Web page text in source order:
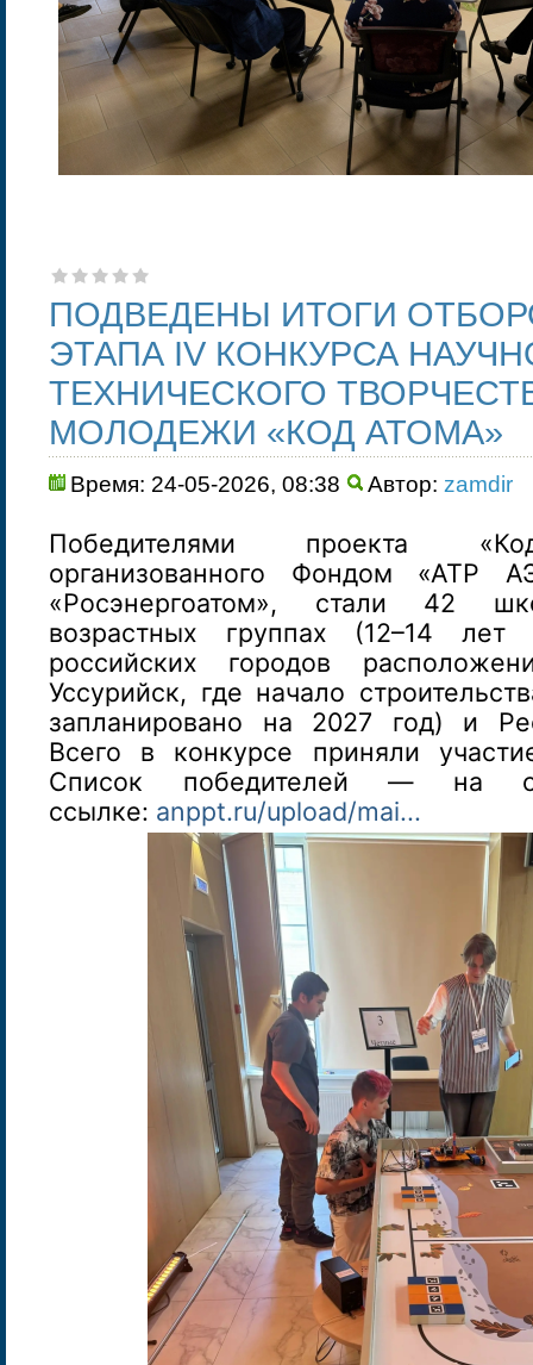
ПОДВЕДЕНЫ ИТОГИ
ЭТАПА IV КОНКУРСА
ТЕХНИЧЕСКОГО
МОЛОДЕЖИ «КОД АТОМА»
Время: 24-05-2026, 08:38 Автор: zamdir
Победителями проекта
организованного Фондом «АТР
«Росэнергоатом», стали 42
возрастных группах (12–14
российских городов
Уссурийск, где начало
запланировано на 2027 год) и
Всего в конкурсе приняли
Список победителей — на
ссылке: anppt.ru/upload/mai...